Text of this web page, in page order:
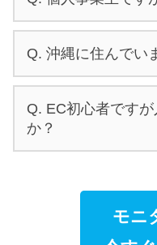
Q. 沖縄に住んでい
Q. EC初心者です
か？
モニ